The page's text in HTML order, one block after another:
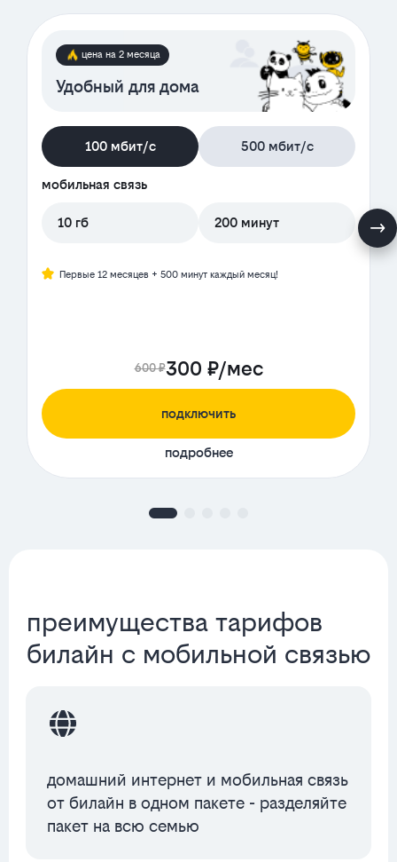
цена на 2 месяца
Удобный для дома
100 мбит/с 500 мбит/с
мобильная связь
10 гб 200 минут
Первые 12 месяцев + 500 минут каждый месяц!
600 ₽300 ₽/мес
подключить
подробнее
преимущества тарифов
билайн с мобильной связью
домашний интернет и мобильная связь
от билайн в одном пакете - разделяйте
пакет на всю семью